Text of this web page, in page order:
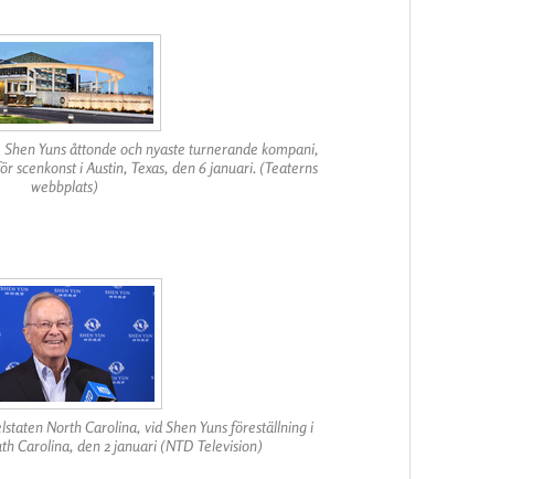
Yuns åttonde och nyaste turnerande kompani,
scenkonst i Austin, Texas, den 6 januari. (Teaterns
webbplats)
North Carolina, vid Shen Yuns föreställning i
Carolina, den 2 januari (NTD Television)